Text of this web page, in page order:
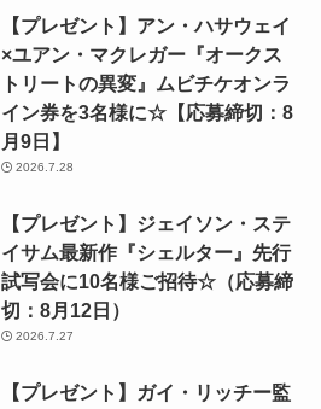
【プレゼント】アン・ハサウェイ
×ユアン・マクレガー『オークス
トリートの異変』ムビチケオンラ
イン券を3名様に☆【応募締切：8
月9日】
2026.7.28
【プレゼント】ジェイソン・ステ
イサム最新作『シェルター』先行
試写会に10名様ご招待☆（応募締
切：8月12日）
2026.7.27
【プレゼント】ガイ・リッチー監